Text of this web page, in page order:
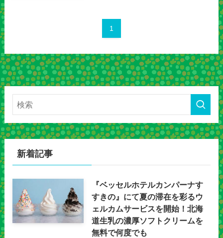
1
新着記事
『ベッセルホテルカンパーナす
すきの』にて夏の滞在を彩るウ
ェルカムサービスを開始！北海
道生乳の濃厚ソフトクリームを
無料で何度でも